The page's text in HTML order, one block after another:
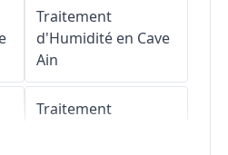
Traitement
d'Humidité en Cave
Ain
Traitement